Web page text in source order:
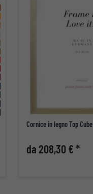
Cornice in legno Top Cube
da 208,30 € *